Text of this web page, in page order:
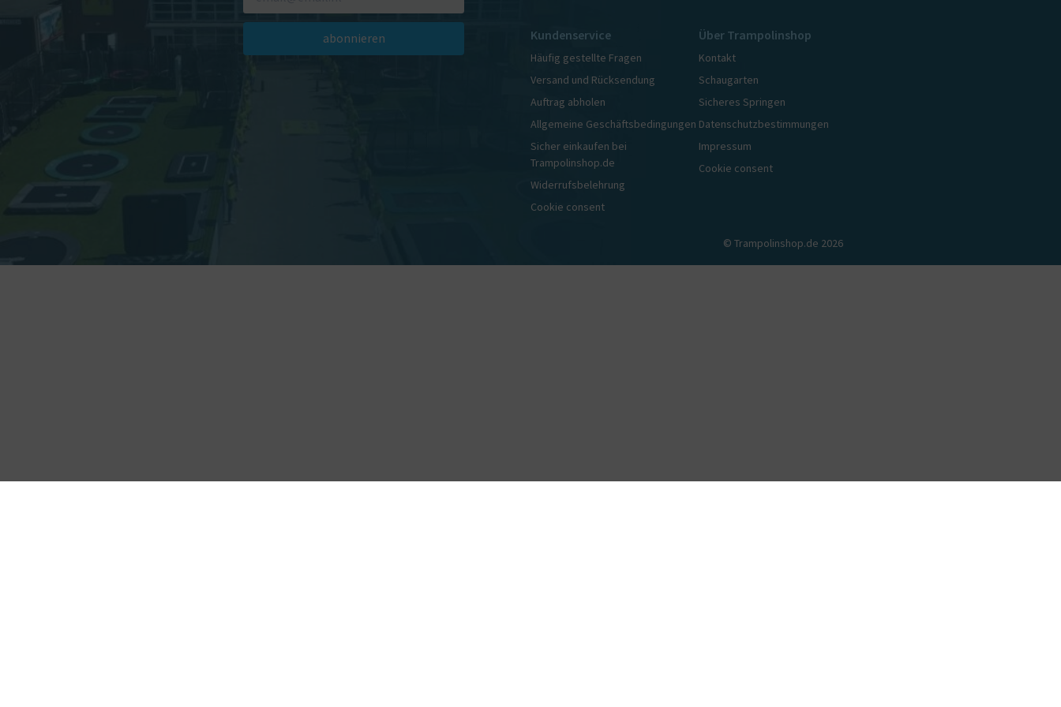
abonnieren Kundenservice
Häufig gestellte Fragen
Versand und Rücksendung
Auftrag abholen
Allgemeine Geschäftsbedingungen
Sicher einkaufen bei
Trampolinshop.de
Widerrufsbelehrung
Cookie consent
Über Trampolinshop
Kontakt
Schaugarten
Sicheres Springen
Datenschutzbestimmungen
Impressum
Cookie consent
© Trampolinshop.de 2026